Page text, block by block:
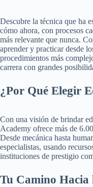
Descubre la técnica que ha
cómo ahora, con procesos
más relevante que nunca.
aprender y practicar desde
procedimientos más
carrera con grandes
¿Por Qué Elegir
Con una visión de brindar
Academy ofrece más de
Desde mecánica hasta
especialistas, usando
instituciones de prestigio
Tu Camino